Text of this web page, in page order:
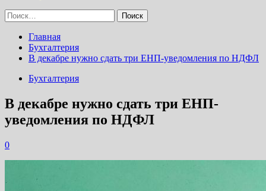
Найти:
Главная
Бухгалтерия
В декабре нужно сдать три ЕНП-уведомления по НДФЛ
Бухгалтерия
В декабре нужно сдать три ЕНП-
уведомления по НДФЛ
0